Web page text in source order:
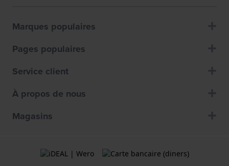
Marques populaires
Pages populaires
Service client
À propos de nous
Magasins